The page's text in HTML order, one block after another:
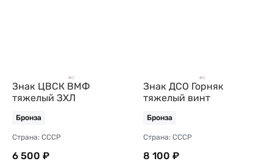
Знак ЦВСК ВМФ
тяжелый ЗХЛ
Бронза
Страна: СССР
6 500 ₽
Знак ДСО Горняк
тяжелый винт
Бронза
Страна: СССР
8 100 ₽